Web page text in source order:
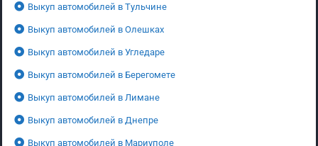
Выкуп автомобилей в Тульчине
Выкуп автомобилей в Олешках
Выкуп автомобилей в Угледаре
Выкуп автомобилей в Берегомете
Выкуп автомобилей в Лимане
Выкуп автомобилей в Днепре
Выкуп автомобилей в Мариуполе